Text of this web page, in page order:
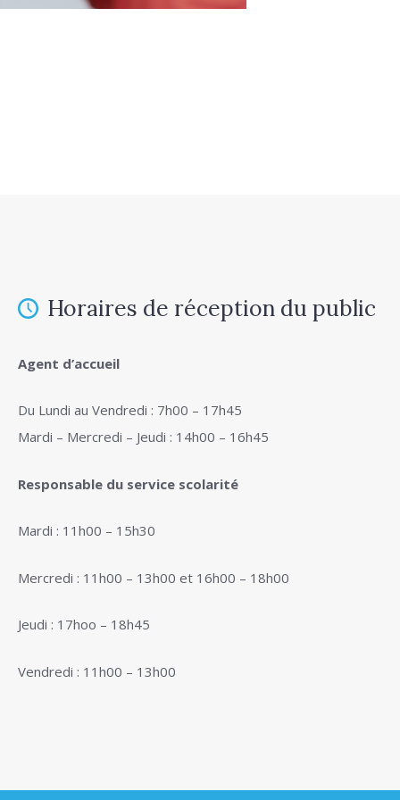
Horaires de réception du public
Agent d’accueil
Du Lundi au Vendredi : 7h00 – 17h45
Mardi – Mercredi – Jeudi : 14h00 – 16h45
Responsable du service scolarité
Mardi : 11h00 – 15h30
Mercredi : 11h00 – 13h00 et 16h00 – 18h00
Jeudi : 17hoo – 18h45
Vendredi : 11h00 – 13h00